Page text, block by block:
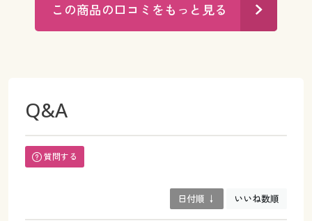
この商品の口コミをもっと見る
Q&A
質問する
日付順 ↓ いいね数順